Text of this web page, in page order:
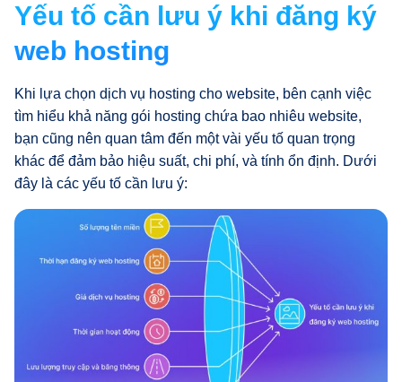
Yếu tố cần lưu ý khi đăng ký
web hosting
Khi lựa chọn dịch vụ hosting cho website, bên cạnh việc
tìm hiểu khả năng gói hosting chứa bao nhiêu website,
bạn cũng nên quan tâm đến một vài yếu tố quan trọng
khác để đảm bảo hiệu suất, chi phí, và tính ổn định. Dưới
đây là các yếu tố cần lưu ý: